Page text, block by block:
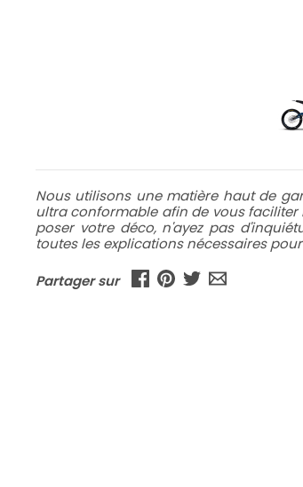
Nous utilisons une matière haut de
ultra conformable afin de vous faciliter
poser votre déco, n'ayez pas
toutes les explications nécessaires
Partager sur